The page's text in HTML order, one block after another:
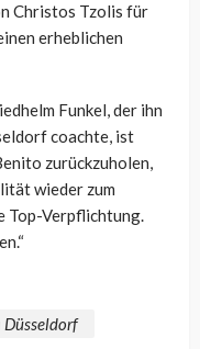
Christos Tzolis für
erheblichen
Funkel, der ihn
coachte, ist
zurückzuholen,
wieder zum
Top-Verpflichtung.
Düsseldorf